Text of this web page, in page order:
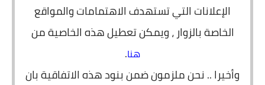
الإعلانات التي تستهدف الاهتمامات والمواقع
الخاصة بالزوار ، ويمكن تعطيل هذه الخاصية من
هنا.
وأخيرا .. نحن ملزمون ضمن بنود هذه الاتفاقية بان